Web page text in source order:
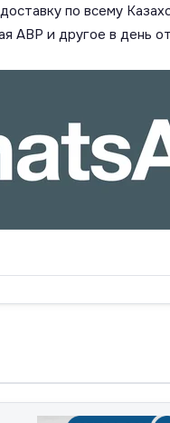
по всему
АВР и другое в день